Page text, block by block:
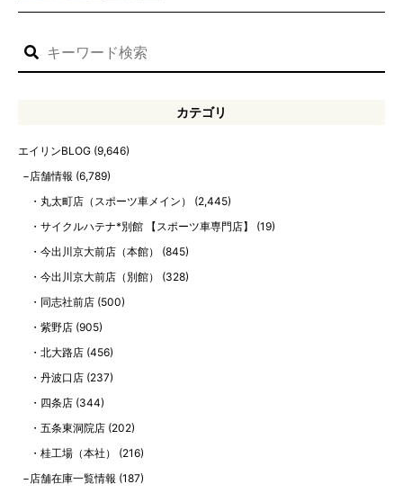
カテゴリ
エイリンBLOG (9,646)
店舗情報 (6,789)
丸太町店（スポーツ車メイン）
(2,445)
サイクルハテナ*別館 【スポーツ車専門店】
(19)
今出川京大前店（本館）
(845)
今出川京大前店（別館）
(328)
同志社前店 (500)
紫野店 (905)
北大路店 (456)
丹波口店 (237)
四条店 (344)
五条東洞院店 (202)
桂工場（本社）
(216)
店舗在庫一覧情報 (187)